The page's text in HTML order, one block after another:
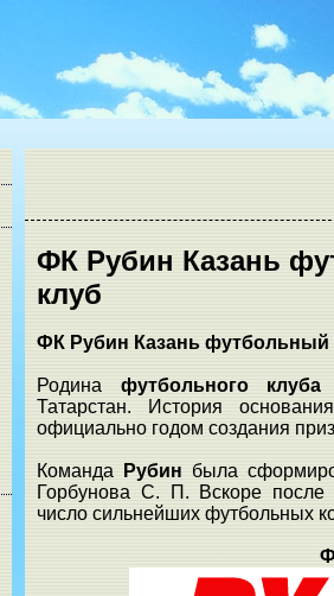
ФК Рубин Казань
клуб
ФК Рубин Казань футбольный
Родина футбольного клуба
Татарстан. История
официально годом создания
Команда Рубин была
Горбунова С. П. Вскоре после
число сильнейших футбольных